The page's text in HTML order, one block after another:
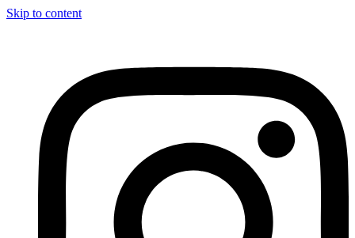
Skip to content